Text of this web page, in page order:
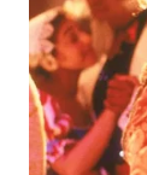
WN
MAJALENGKA
WN
SUBANG